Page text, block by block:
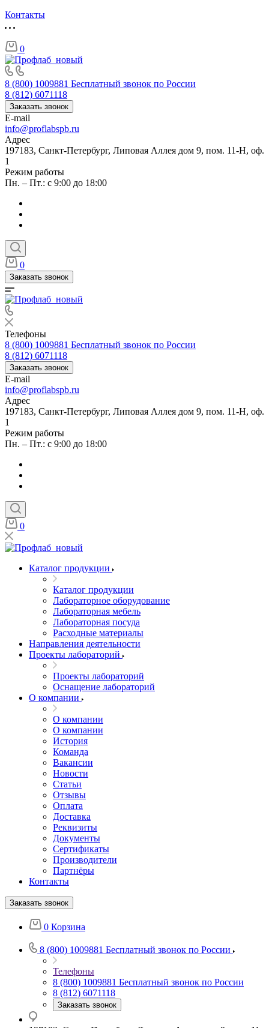
Контакты
0
8 (800) 1009881 Бесплатный звонок по России
8 (812) 6071118
Заказать звонок
E-mail
info@proflabspb.ru
Адрес
197183, Санкт-Петербург, Липовая Аллея дом 9, пом. 11-Н, оф.
1
Режим работы
Пн. – Пт.: с 9:00 до 18:00
0
Заказать звонок
Телефоны
8 (800) 1009881 Бесплатный звонок по России
8 (812) 6071118
Заказать звонок
E-mail
info@proflabspb.ru
Адрес
197183, Санкт-Петербург, Липовая Аллея дом 9, пом. 11-Н, оф.
1
Режим работы
Пн. – Пт.: с 9:00 до 18:00
0
Каталог продукции
Каталог продукции
Лабораторное оборудование
Лабораторная мебель
Лабораторная посуда
Расходные материалы
Направления деятельности
Проекты лабораторий
Проекты лабораторий
Оснащение лабораторий
О компании
О компании
О компании
История
Команда
Вакансии
Новости
Статьи
Отзывы
Оплата
Доставка
Реквизиты
Документы
Сертификаты
Производители
Партнёры
Контакты
Заказать звонок
0 Корзина
8 (800) 1009881 Бесплатный звонок по России
Телефоны
8 (800) 1009881 Бесплатный звонок по России
8 (812) 6071118
Заказать звонок